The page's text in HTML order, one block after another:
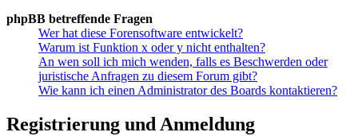
phpBB betreffende Fragen
Wer hat diese Forensoftware entwickelt?
Warum ist Funktion x oder y nicht enthalten?
An wen soll ich mich wenden, falls es Beschwerden oder
juristische Anfragen zu diesem Forum gibt?
Wie kann ich einen Administrator des Boards kontaktieren?
Registrierung und Anmeldung